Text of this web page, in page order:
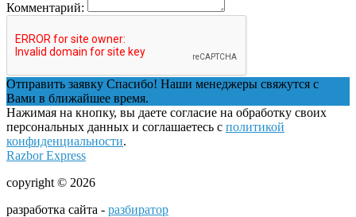
Комментарий:
Отправить заявку Спасибо! Наши менеджеры свяжутся с
Вами в ближайшее время.
Нажимая на кнопку, вы даете согласие на обработку своих
персональных данных и соглашаетесь с политикой
конфиденциальности.
Razbor Express
copyright © 2026
разработка сайта - разбиратор